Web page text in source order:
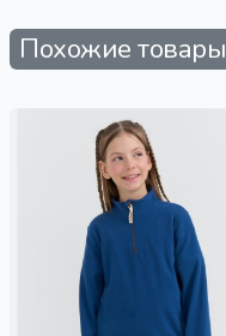
Похожие товары